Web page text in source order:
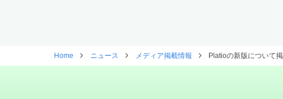
Home ニュース メディア掲載情報 Platioの新版について